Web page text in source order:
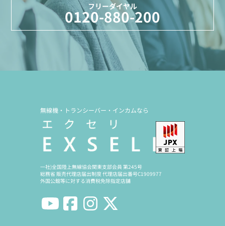
フリーダイヤル
0120-880-200
無線機・トランシーバー・インカムなら
一社)全国陸上無線協会関東支部会員 第245号
総務省 販売代理店届出制度 代理店届出番号C1909977
外国公館等に対する消費税免除指定店舗